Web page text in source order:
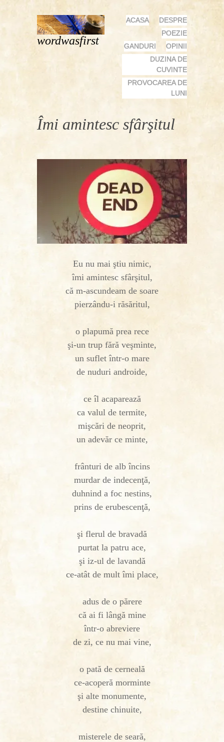
wordwasfirst
MENU
SKIP
CONTENT
ACASA
DESPRE
POEZIE
GANDURI
OPINII
DUZINA DE
CUVINTE
PROVOCAREA DE
LUNI
Îmi amintesc sfârşitul
Eu nu mai ştiu nimic,
îmi amintesc sfârşitul,
că m-ascundeam de soare
pierzându-i răsăritul,
o plapumă prea rece
şi-un trup fără veşminte,
un suflet într-o mare
de nuduri androide,
ce îl acaparează
ca valul de termite,
mişcări de neoprit,
un adevăr ce minte,
frânturi de alb încins
murdar de indecenţă,
duhnind a foc nestins,
prins de erubescenţă,
şi flerul de bravadă
purtat la patru ace,
şi iz-ul de lavandă
ce-atât de mult îmi place,
adus de o părere
că ai fi lângă mine
într-o abreviere
de zi, ce nu mai vine,
o pată de cerneală
ce-acoperă morminte
şi alte monumente,
destine chinuite,
misterele de seară,